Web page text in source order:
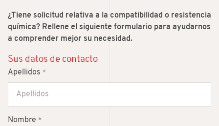
¿Tiene solicitud relativa a la compatibilidad o resistencia
química? Rellene el siguiente formulario para ayudarnos
a comprender mejor su necesidad.
Sus datos de contacto
Apellidos *
Nombre *